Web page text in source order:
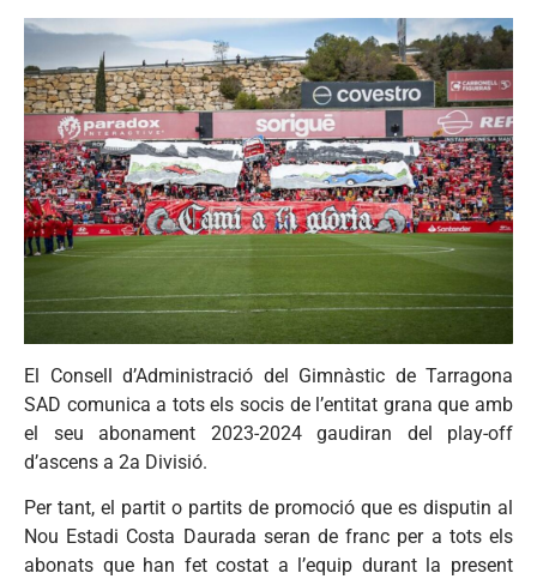
El Consell d’Administració del Gimnàstic de Tarragona
SAD comunica a tots els socis de l’entitat grana que amb
el seu abonament 2023-2024 gaudiran del play-off
d’ascens a 2a Divisió.
Per tant, el partit o partits de promoció que es disputin al
Nou Estadi Costa Daurada seran de franc per a tots els
abonats que han fet costat a l’equip durant la present